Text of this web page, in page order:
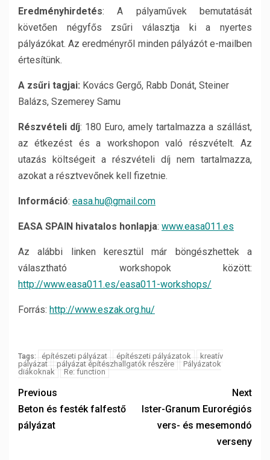
Eredményhirdetés: A pályaművek bemutatását
követően négyfős zsűri választja ki a nyertes
pályázókat. Az eredményről minden pályázót e-mailben
értesítünk.
A zsűri tagjai: Kovács Gergő, Rabb Donát, Steiner
Balázs, Szemerey Samu
Részvételi díj: 180 Euro, amely tartalmazza a szállást,
az étkezést és a workshopon való részvételt. Az
utazás költségeit a részvételi díj nem tartalmazza,
azokat a résztvevőnek kell fizetnie.
Információ: easa.hu@gmail.com
EASA SPAIN hivatalos honlapja: www.easa011.es
Az alábbi linken keresztül már böngészhettek a
választható workshopok között:
http://www.easa011.es/easa011-workshops/
Forrás: http://www.eszak.org.hu/
Tags: építészeti pályázat építészeti pályázatok
kreatív
pályázat
pályázat építészhallgatók részére
Pályázatok
diákoknak
Re: function
Previous
Beton és festék falfestő
pályázat
Next
Ister-Granum Eurorégiós
vers- és mesemondó
verseny